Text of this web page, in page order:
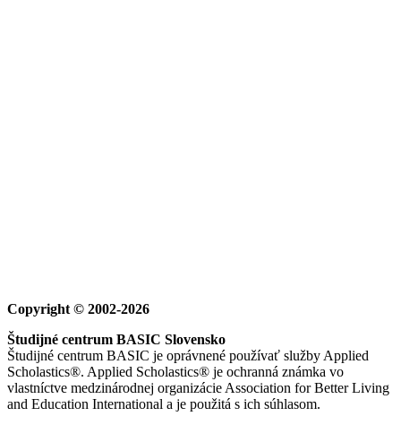
Copyright © 2002-2026
Študijné centrum BASIC Slovensko
Študijné centrum BASIC je oprávnené používať služby Applied
Scholastics®. Applied Scholastics® je ochranná známka vo
vlastníctve medzinárodnej organizácie Association for Better Living
and Education International a je použitá s ich súhlasom.